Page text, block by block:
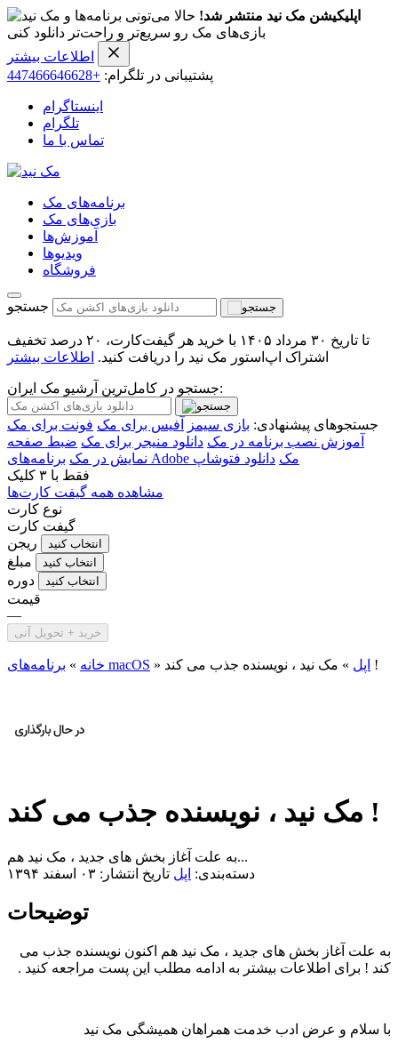
اپلیکیشن مک نید منتشر شد! حالا می‌تونی برنامه‌ها و
بازی‌های مک رو سریع‌تر و راحت‌تر دانلود کنی
اطلاعات بیشتر
پشتیبانی در تلگرام: +447466646628
اینستاگرام
تلگرام
تماس با ما
برنامه‌های مک
بازی‌های مک
آموزش‌ها
ویدیو‌ها
فروشگاه
جستجو
تا تاریخ ۳۰ مرداد ۱۴۰۵ با خرید هر گیفت‌کارت، ۲۰ درصد تخفیف
اشتراک اپ‌استور مک نید را دریافت کنید. اطلاعات بیشتر
جستجو در کامل‌ترین آرشیو مک ایران:
جستجوهای پیشنهادی: بازی سیمز آفیس برای مک فونت برای مک
آموزش نصب برنامه در مک دانلود منیجر برای مک ضبط صفحه
نمایش در مک
برنامه‌های Adobe مک دانلود فتوشاپ
فقط با ۳ کلیک
مشاهده همه گیفت کارت‌ها
نوع کارت
گیفت کارت
ریجن
انتخاب کنید
مبلغ انتخاب کنید
دوره انتخاب کنید
قیمت
—
خرید + تحویل آنی
خانه » برنامه‌های macOS » اپل » مک نید ، نویسنده جذب می کند !
مک نید ، نویسنده جذب می کند !
به علت آغاز بخش های جدید ، مک نید هم...
دسته‌بندی: اپل تاریخ انتشار: ۰۳ اسفند ۱۳۹۴
توضیحات
به علت آغاز بخش های جدید ، مک نید هم اکنون نویسنده جذب می
کند ! برای اطلاعات بیشتر به ادامه مطلب این پست مراجعه کنید .
با سلام و عرض ادب خدمت همراهان همیشگی مک نید